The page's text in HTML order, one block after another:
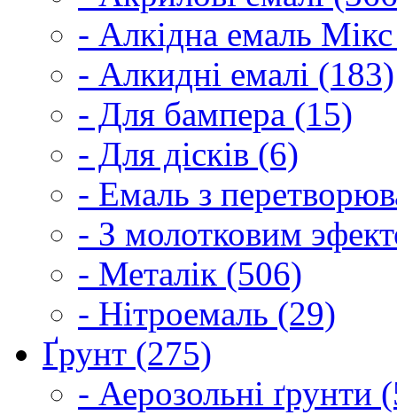
- Алкідна емаль
- Алкидні емалі (183)
- Для бампера (15)
- Для дісків (6)
- Емаль з
- З молотковим
- Металік (506)
- Нітроемаль (29)
Ґрунт (275)
- Аерозольні ґрунти